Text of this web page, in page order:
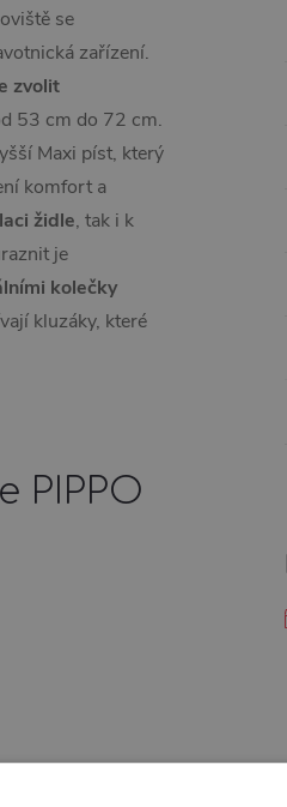
se
zařízení.
zvolit
53 cm do 72 cm.
Maxi píst, který
komfort a
židle, tak i k
je
kolečky
kluzáky, které
PIPPO
vyšším pístem